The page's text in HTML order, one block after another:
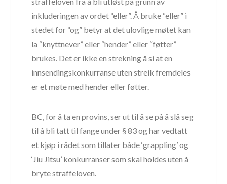
inkluderingen av ordet “eller”. Å bruke “eller” i
stedet for “og” betyr at det ulovlige møtet kan
la “knyttnever” eller “hender” eller “føtter”
brukes. Det er ikke en strekning å si at en
innsendingskonkurranse uten streik fremdeles
er et møte med hender eller føtter.
BC, for å ta en provins, ser ut til å se på å slå seg
til å bli tatt til fange under § 83 og har vedtatt
et kjøp i rådet som tillater både ‘grappling’ og
‘Jiu Jitsu’ konkurranser som skal holdes uten å
bryte straffeloven.